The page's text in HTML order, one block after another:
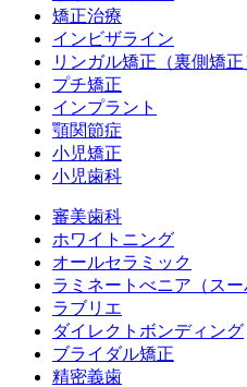
矯正治療
インビザライン
リンガル矯正（裏側矯正
プチ矯正
インプラント
顎関節症
小児矯正
小児歯科
審美歯科
ホワイトニング
オールセラミック
ラミネートべニア （ス
ラブリエ
ダイレクトボンディング
ブライダル矯正
精密義歯